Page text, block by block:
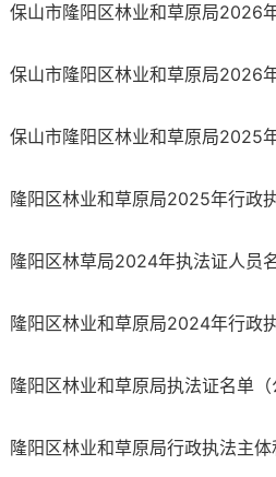
保山市隆阳区林业和草原局2026
保山市隆阳区林业和草原局2026
保山市隆阳区林业和草原局2025
隆阳区林业和草原局2025年行政
隆阳区林草局2024年执法证人员
隆阳区林业和草原局2024年行政
隆阳区林业和草原局执法证名单（
隆阳区林业和草原局行政执法主